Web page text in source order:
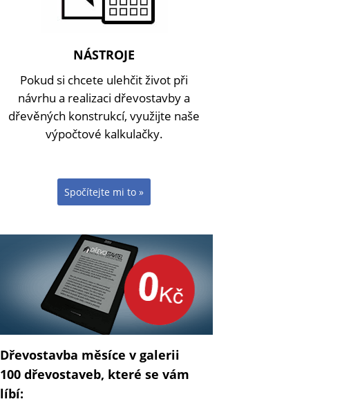
NÁSTROJE
Pokud si chcete ulehčit život při
návrhu a realizaci dřevostavby a
dřevěných konstrukcí, využijte naše
výpočtové kalkulačky.
Spočítejte mi to »
Dřevostavba měsíce v galerii
100 dřevostaveb, které se vám
líbí: